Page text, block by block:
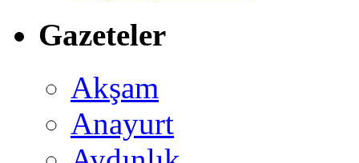
Gazeteler
Akşam
Anayurt